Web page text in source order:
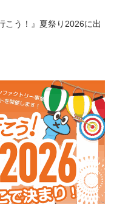
こう！』夏祭り2026に出